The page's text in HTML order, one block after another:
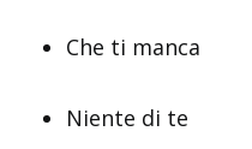
Che ti manca
Niente di te